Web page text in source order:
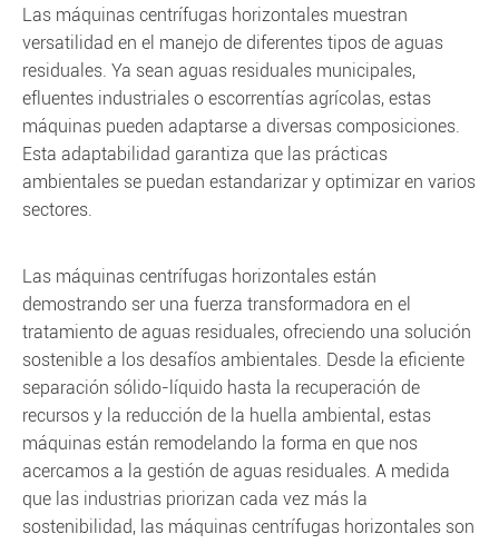
Las máquinas centrífugas horizontales muestran
versatilidad en el manejo de diferentes tipos de aguas
residuales. Ya sean aguas residuales municipales,
efluentes industriales o escorrentías agrícolas, estas
máquinas pueden adaptarse a diversas composiciones.
Esta adaptabilidad garantiza que las prácticas
ambientales se puedan estandarizar y optimizar en varios
sectores.
Las máquinas centrífugas horizontales están
demostrando ser una fuerza transformadora en el
tratamiento de aguas residuales, ofreciendo una solución
sostenible a los desafíos ambientales. Desde la eficiente
separación sólido-líquido hasta la recuperación de
recursos y la reducción de la huella ambiental, estas
máquinas están remodelando la forma en que nos
acercamos a la gestión de aguas residuales. A medida
que las industrias priorizan cada vez más la
sostenibilidad, las máquinas centrífugas horizontales son